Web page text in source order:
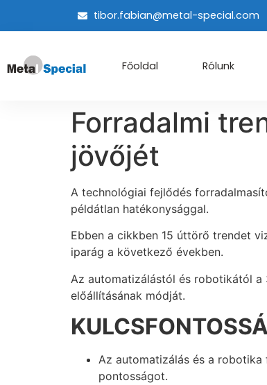
tibor.fabian@metal-special.com
Főoldal Rólunk
Forradalmi
jövőjét
A technológiai fejlődés
példátlan hatékonysággal.
Ebben a cikkben 15 úttörő trendet
iparág a következő években.
Az automatizálástól és robotikától a
előállításának módját.
Az automatizálás és a
pontosságot.